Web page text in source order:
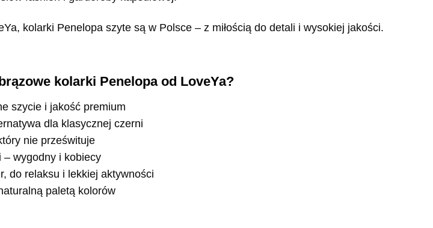
kolarki Penelopa szyte są w Polsce – z miłością do detali i wysokiej jakości.
kolarki Penelopa od LoveYa?
szycie i jakość premium
dla klasycznej czerni
nie prześwituje
– wygodny i kobiecy
do relaksu i lekkiej aktywności
paletą kolorów